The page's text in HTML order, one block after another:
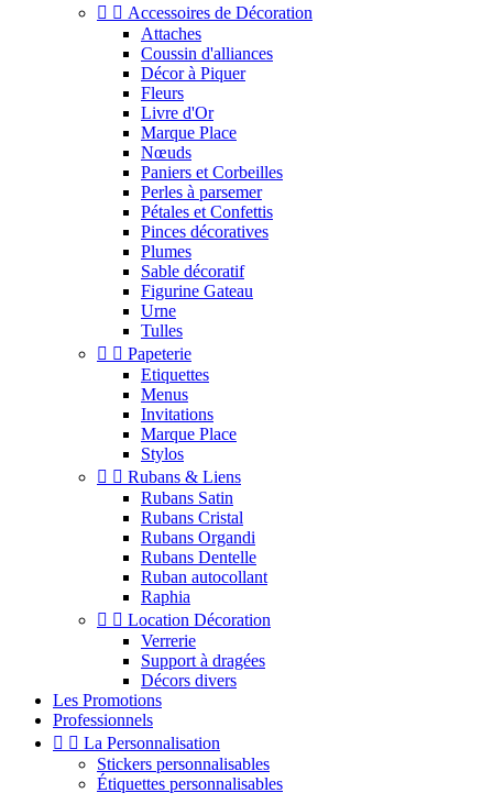
  Accessoires de Décoration
Attaches
Coussin d'alliances
Décor à Piquer
Fleurs
Livre d'Or
Marque Place
Nœuds
Paniers et Corbeilles
Perles à parsemer
Pétales et Confettis
Pinces décoratives
Plumes
Sable décoratif
Figurine Gateau
Urne
Tulles
  Papeterie
Etiquettes
Menus
Invitations
Marque Place
Stylos
  Rubans & Liens
Rubans Satin
Rubans Cristal
Rubans Organdi
Rubans Dentelle
Ruban autocollant
Raphia
  Location Décoration
Verrerie
Support à dragées
Décors divers
Les Promotions
Professionnels
  La Personnalisation
Stickers personnalisables
Étiquettes personnalisables